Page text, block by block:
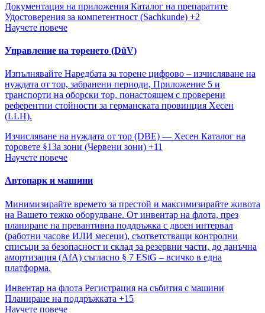
Документация на приложения Каталог на препаратите
Удостоверения за компетентност (Sachkunde) +2
Научете повече
Управление на торенето (DüV)
Изпълнявайте Наредбата за торене цифрово – изчисляване на
нуждата от тор, забранени периоди, Приложение 5 и
транспорти на оборски тор, понастоящем с проверени
референтни стойности за германската провинция Хесен
(LLH).
Изчисляване на нуждата от тор (DBE) — Хесен Каталог на
торовете §13a зони (Червени зони) +11
Научете повече
Автопарк и машини
Минимизирайте времето за престой и максимизирайте живота
на Вашето тежко оборудване. От инвентар на флота, през
планиране на превантивна поддръжка с двоен интервал
(работни часове ИЛИ месеци), съответстващи контролни
списъци за безопасност и склад за резервни части, до данъчна
амортизация (AfA) съгласно § 7 EStG – всичко в една
платформа.
Инвентар на флота Регистрация на събития с машини
Планиране на поддръжката +15
Научете повече